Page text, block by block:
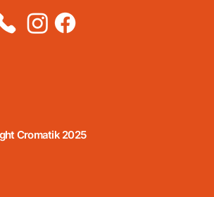
Cromatik 2025